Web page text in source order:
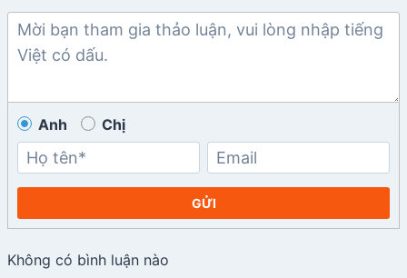
Anh Chị
GỬI
Không có bình luận nào